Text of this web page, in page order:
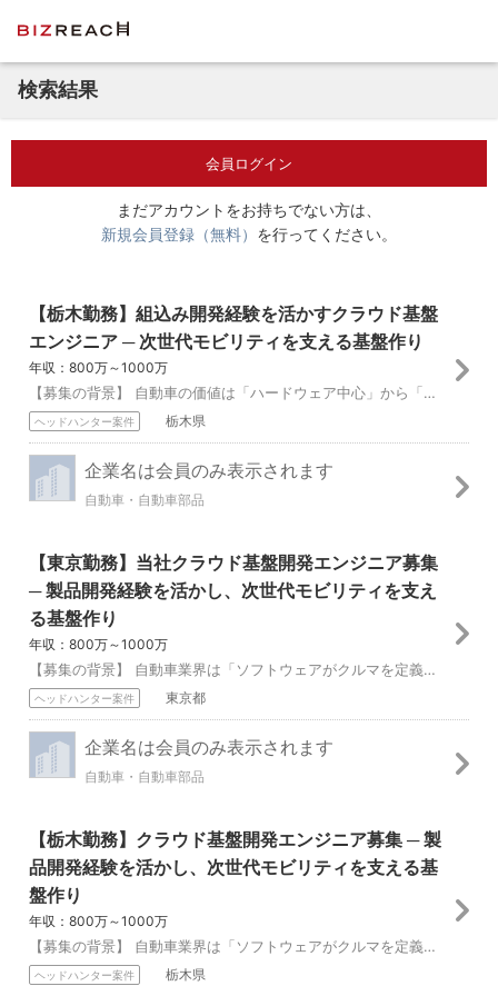
検索結果
会員ログイン
まだアカウントをお持ちでない方は、
新規会員登録（無料） を行ってください。
【栃木勤務】組込み開発経験を活かすクラウド基盤
エンジニア ─ 次世代モビリティを支える基盤作り
年収：800万～1000万
【募集の背景】 自動車の価値は「ハードウェア中心」から「ソフトウェア中心」へ。 車載ソフトウェアの開発をスピーディかつ柔軟に進化させるため、クラウドを活用した...
ヘッドハンター案件 栃木県
企業名は会員のみ表示されます
自動車・自動車部品
【東京勤務】当社クラウド基盤開発エンジニア募集
─ 製品開発経験を活かし、次世代モビリティを支え
る基盤作り
年収：800万～1000万
【募集の背景】 自動車業界は「ソフトウェアがクルマを定義する」時代＝＊＊SDV（Software Defined Vehicle）＊＊に突入しました。 当社で...
ヘッドハンター案件 東京都
企業名は会員のみ表示されます
自動車・自動車部品
【栃木勤務】クラウド基盤開発エンジニア募集 ─ 製
品開発経験を活かし、次世代モビリティを支える基
盤作り
年収：800万～1000万
【募集の背景】 自動車業界は「ソフトウェアがクルマを定義する」時代＝＊＊SDV（Software Defined Vehicle）＊＊に突入しました。 車載ソ...
ヘッドハンター案件 栃木県